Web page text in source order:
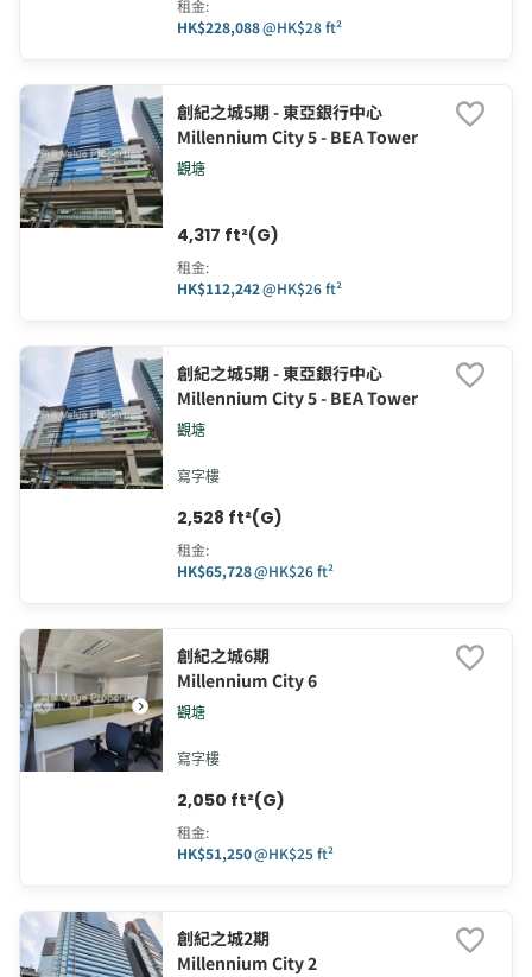
租金:
HK$228,088@HK$28 ft²
創紀之城5期 - 東亞銀行中心
Millennium City 5 - BEA Tower
觀塘
4,317 ft²(G)
租金:
HK$112,242@HK$26 ft²
創紀之城5期 - 東亞銀行中心
Millennium City 5 - BEA Tower
觀塘
寫字樓
2,528 ft²(G)
租金:
HK$65,728@HK$26 ft²
創紀之城6期
Millennium City 6
觀塘
寫字樓
2,050 ft²(G)
租金:
HK$51,250@HK$25 ft²
創紀之城2期
Millennium City 2